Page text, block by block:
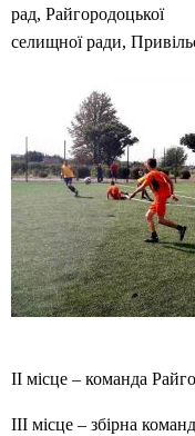
рад, Райгородоцької
селищної ради,
ІІ місце – команда
ІІІ місце – збірна